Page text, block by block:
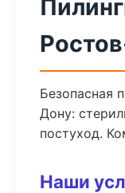
Безопасная
Дону:
постуход.
Наши